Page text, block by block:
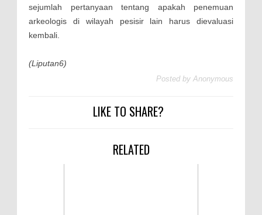
sejumlah pertanyaan tentang apakah penemuan
arkeologis di wilayah pesisir lain harus dievaluasi
kembali.
(Liputan6)
Posted by Anonymous
LIKE TO SHARE?
RELATED